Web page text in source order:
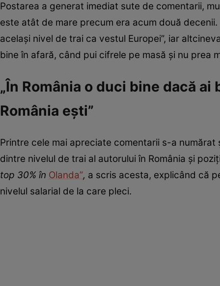
Postarea a generat imediat sute de comentarii,
este atât de mare precum era acum două
același nivel de trai ca vestul Europei”, iar
bine în afară, când pui cifrele pe masă și nu prea
„În România o duci bine dacă
România ești”
Printre cele mai apreciate comentarii s-a
dintre nivelul de trai al autorului în România și
top 30% în Olanda”, a scris acesta, explicând că
nivelul salarial de la care pleci.